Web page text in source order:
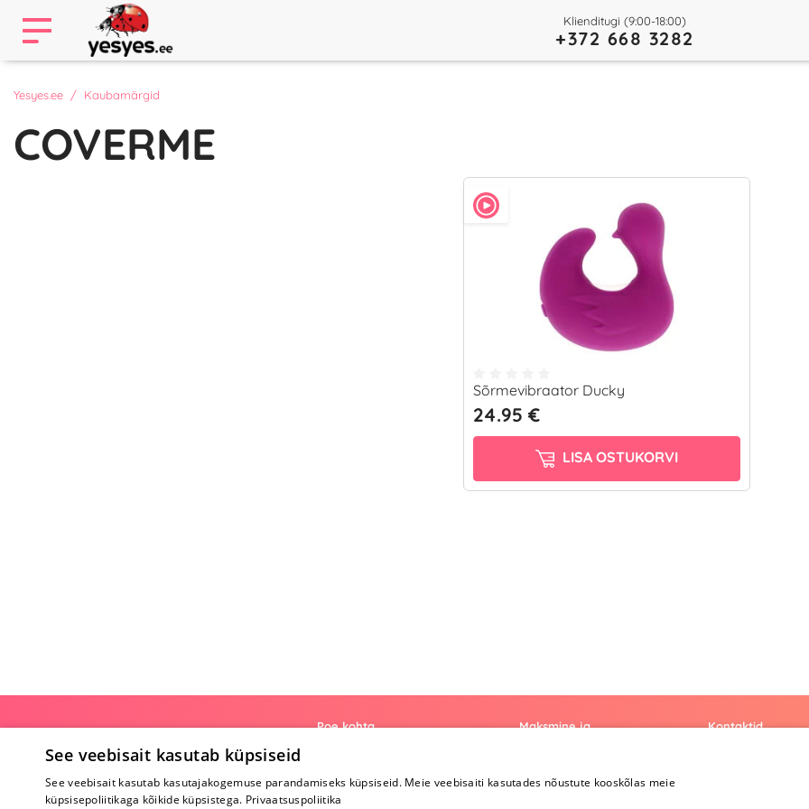
Klienditugi (9:00-18:00)
+372 668 3282
Yesyes.ee Kaubamärgid
COVERME
Sõrmevibraator Ducky
24.95 €
LISA OSTUKORVI
Poe kohta
Koostöö
Tagasiside
Maksmine ja
Maksmine ja
Kontaktid
See veebisait kasutab küpsiseid
See veebisait kasutab kasutajakogemuse parandamiseks küpsiseid. Meie veebisaiti kasutades nõustute kooskõlas meie
küpsisepoliitikaga kõikide küpsistega. Privaatsuspoliitika